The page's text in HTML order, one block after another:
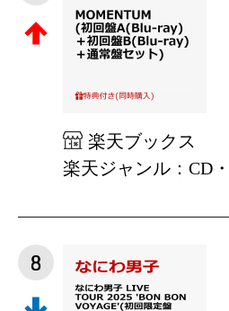
楽天ブックス
楽天ジャンル：CD
8